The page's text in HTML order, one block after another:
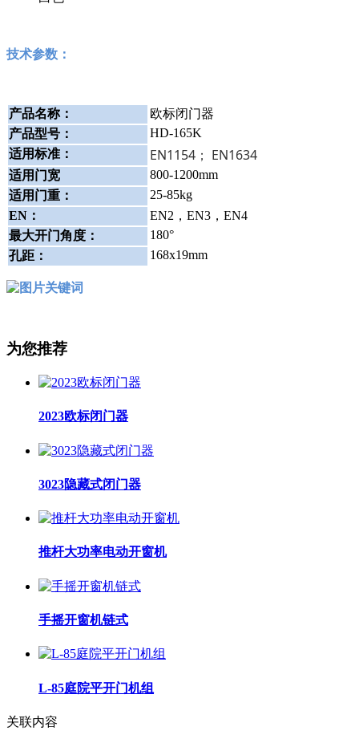
技术参数：
产品名称：
欧标闭门器
产品型号 ：
HD-165K
适用标准 ： EN1154； EN1634
适用门宽
800-1200mm
适用门重 ：
25-85kg
EN ：
EN2，EN3，EN4
最大开门角度：
180°
孔距 ： 168x19mm
为您推荐
2023欧标闭门器
3023隐藏式闭门器
推杆大功率电动开窗机
手摇开窗机链式
L-85庭院平开门机组
关联内容